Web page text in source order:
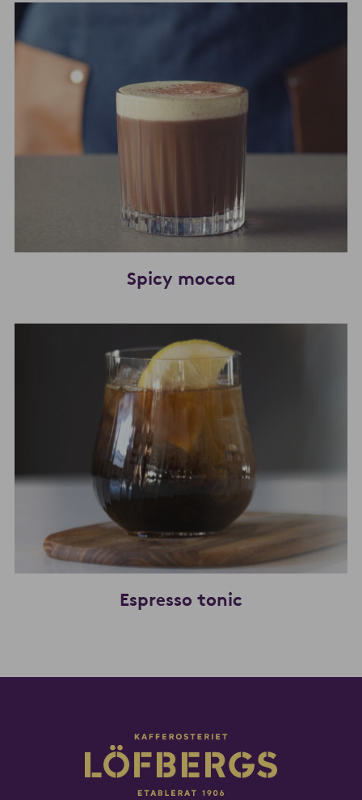
Spicy mocca
Espresso tonic